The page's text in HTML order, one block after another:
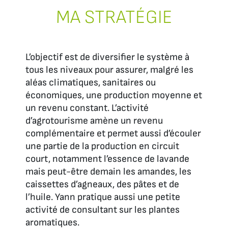
MA STRATÉGIE
L’objectif est de diversifier le système à
tous les niveaux pour assurer, malgré les
aléas climatiques, sanitaires ou
économiques, une production moyenne et
un revenu constant. L’activité
d’agrotourisme amène un revenu
complémentaire et permet aussi d’écouler
une partie de la production en circuit
court, notamment l’essence de lavande
mais peut-être demain les amandes, les
caissettes d’agneaux, des pâtes et de
l’huile. Yann pratique aussi une petite
activité de consultant sur les plantes
aromatiques.